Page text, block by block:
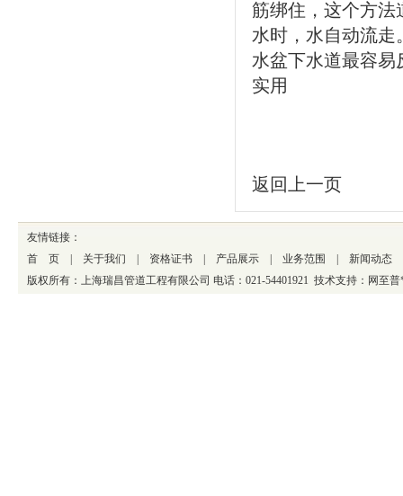
筋绑住，这个方法
水时，水自动流
水盆下水道最容
实用
返回上一页
友情链接：
首 页| 关于我们 资格证书| 产品展示| 业务范围 新闻动态
版权所有：上海瑞昌管道工程有限公司 电话：021-54401921 技术支持： 网至普